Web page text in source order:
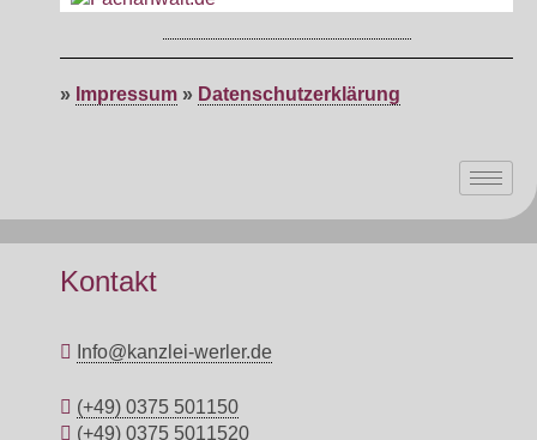
» Impressum » Datenschutzerklärung
Kontakt
Info@kanzlei-werler.de
(+49) 0375 501150
(+49) 0375 5011520